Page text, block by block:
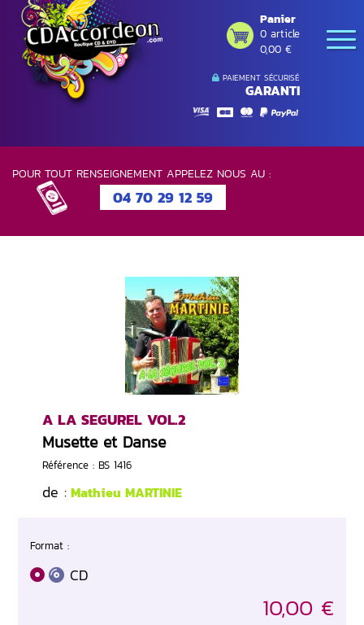
PAIEMENT SÉCURISÉ
GARANTI
Panier
0 article
0,00 €
POUR TOUT RENSEIGNEMENT APPELEZ NOUS AU :
04 70 29 12 59
A LA SEGUREL VOL.2
Musette et Danse
Référence : BS 1416
de : Mathieu MARTINIE
Format :
CD
10,00 €